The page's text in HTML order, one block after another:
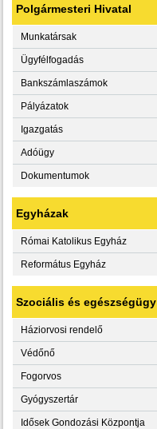
Polgármesteri Hivatal
Munkatársak
Ügyfélfogadás
Bankszámlaszámok
Pályázatok
Igazgatás
Adóügy
Dokumentumok
Egyházak
Római Katolikus Egyház
Református Egyház
Szociális és egészségügy
Háziorvosi rendelő
Védőnő
Fogorvos
Gyógyszertár
Idősek Gondozási Központja